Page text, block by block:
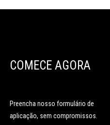
COMECE AGORA
Preencha nosso formulário de
aplicação, sem compromissos.